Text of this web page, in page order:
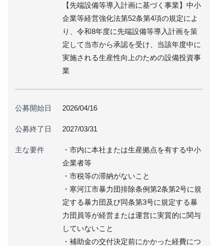
【先端設備等導入計画に基づく事業】中小
企業等経営強化法第52条第4項の規定によ
り、令和8年度に先端設備等導入計画を策
定して当市から承認を受け、当該年度中に
実施される生産性向上のための設備投資事
業
公募開始日 2026/04/16
公募終了日 2027/03/31
主な要件
・市内に本社または生産拠点を有する中小
企業者等
・市税等の滞納がないこと
・寒河江市暴力団排除条例第2条第2号に規
定する暴力団及び同条第3号に規定する暴
力団員等が経営または運営に実質的に関与
していないこと
・補助金の交付決定前にかかった経費につ